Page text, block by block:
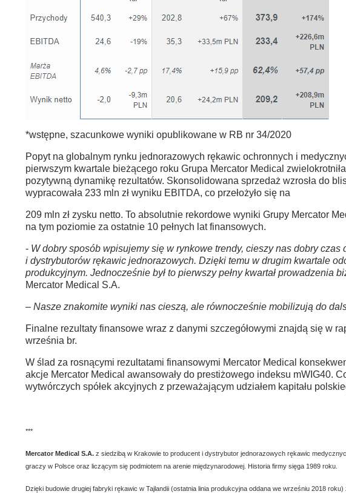
*wstępne, szacunkowe wyniki opublikowane w RB nr 34/2020
Popyt na globalnym rynku jednorazowych rękawic ochronnych i
pierwszym kwartale bieżącego roku Grupa Mercator Medical
pozytywną dynamikę rezultatów. Skonsolidowana sprzedaż wzrosła do
wypracowała 233 mln zł wyniku EBITDA, co przełożyło się na
209 mln zł zysku netto. To absolutnie rekordowe wyniki Grupy Mercator
na tym poziomie za ostatnie 10 pełnych lat finansowych.
- W dobry sposób wpisujemy się w rynkowe trendy, cieszy nas dobry czas
i dystrybutorów rękawic jednorazowych. Dzięki temu w drugim kwartale
produkcyjnym. Jednocześnie był to pierwszy pełny kwartał prowadzenia
Mercator Medical S.A.
– Nasze znakomite wyniki nas cieszą, ale równocześnie mobilizują do
Finalne rezultaty finansowe wraz z danymi szczegółowymi znajdą się w
września br.
W ślad za rosnącymi rezultatami finansowymi Mercator Medical
akcje Mercator Medical awansowały do prestiżowego indeksu mWIG40.
wytwórczych spółek akcyjnych z przeważającym udziałem kapitału
***
Mercator Medical S.A. z siedzibą w Krakowie to producent i dystrybutor jednorazowych rękawic
graczy w Polsce oraz liczącym się podmiotem na arenie międzynarodowej. Historia firmy sięga 1989 roku.
Dzięki budowie drugiej fabryki rękawic w Tajlandii (ostatnia linia produkcyjna oddana we wrześniu 2018